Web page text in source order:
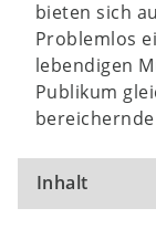
bieten sich
Problemlos
lebendigen
Publikum
Inhalt